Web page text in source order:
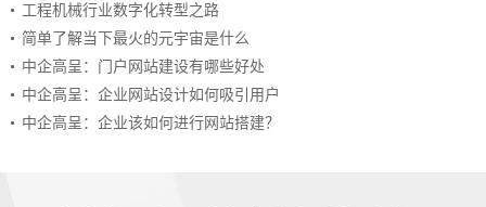
工程机械行业数字化转型之路
简单了解当下最火的元宇宙是什么
中企高呈：门户网站建设有哪些好处
中企高呈：企业网站设计如何吸引用户
中企高呈：企业该如何进行网站搭建？